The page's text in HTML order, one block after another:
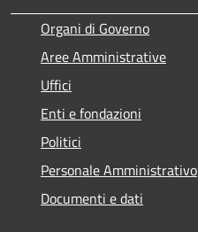
Organi di Governo
Aree Amministrative
Uffici
Enti e fondazioni
Politici
Personale Amministrativo
Documenti e dati